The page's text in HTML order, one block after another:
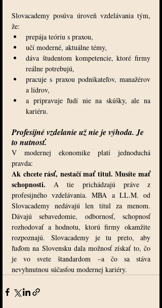
Slovacademy posúva úroveň vzdelávania tým,
že:
prepája teóriu s praxou,
učí moderné, aktuálne témy,
dáva študentom kompetencie, ktoré firmy
reálne potrebujú,
pracuje s praxou podnikateľov, manažérov
a lídrov,
a pripravuje ľudí nie na skúšky, ale na
kariéru.
Profesijné vzdelanie už nie je výhoda. Je
to nutnosť.
V modernej ekonomike platí jednoduchá
pravda:
Ak chcete rásť, nestačí mať titul. Musíte mať
schopnosti. A tie prichádzajú práve z
profesijného vzdelávania. MBA a LL.M. od
Slovacademy nedávajú len titul za menom.
Dávajú sebavedomie, odbornosť, schopnosť
rozhodovať a hodnotu, ktorú firmy okamžite
rozpoznajú. Slovacademy je tu preto, aby
ľuďom na Slovensku dala možnosť získať to, čo
je vo svete štandardom –a čo sa stáva
nevyhnutnou súčasťou modernej kariéry.